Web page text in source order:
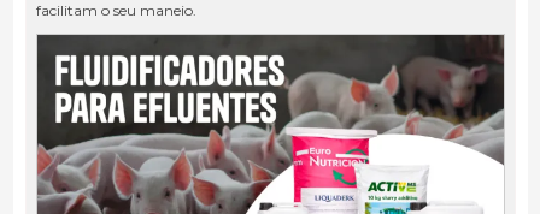
facilitam o seu maneio.